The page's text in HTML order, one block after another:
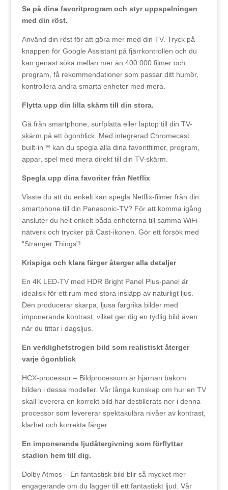
Se på dina favoritprogram och styr uppspelningen
med din röst.
Använd din röst för att göra mer med din TV. Tryck på
knappen för Google Assistant på fjärrkontrollen och du
kan genast söka mellan mer än 400 000 filmer och
program, få rekommendationer som passar ditt humör,
kontrollera andra smarta enheter med mera.
Flytta upp din lilla skärm till din stora.
Gå från smartphone, surfplatta eller laptop till din TV-
skärm på ett ögonblick. Med integrerad Chromecast
built-in™ kan du spegla alla dina favoritfilmer, program,
appar, spel med mera direkt till din TV-skärm.
Spegla upp dina favoriter från Netflix
Visste du att du enkelt kan spegla Netflix-filmer från din
smartphone till din Panasonic-TV? För att komma igång
ansluter du helt enkelt båda enheterna till samma WiFi-
nätverk och trycker på Cast-ikonen. Gör ett försök med
“Stranger Things”!
Krispiga och klara färger återger alla detaljer
En 4K LED-TV med HDR Bright Panel Plus-panel är
idealisk för ett rum med stora insläpp av naturligt ljus.
Den producerar skarpa, ljusa färgrika bilder med
imponerande kontrast, vilket ger dig en tydlig bild även
när du tittar i dagsljus.
En verklighetstrogen bild som realistiskt återger
varje ögonblick
HCX-processor – Bildprocessorn är hjärnan bakom
bilden i dessa modeller. Vår långa kunskap om hur en TV
skall leverera en korrekt bild har destillerats ner i denna
processor som levererar spektakulära nivåer av kontrast,
klarhet och korrekta färger.
En imponerande ljudåtergivning som förflyttar
stadion hem till dig.
Dolby Atmos – En fantastisk bild blir så mycket mer
engagerande om du lägger till ett fantastiskt ljud. Vår